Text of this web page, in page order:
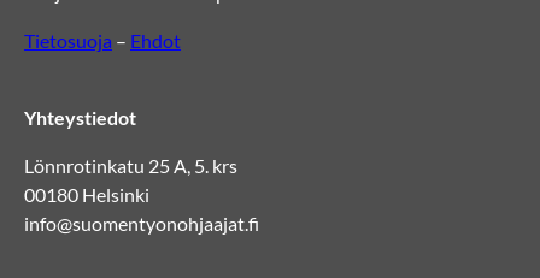
Tietosuoja – Ehdot
Yhteystiedot
Lönnrotinkatu 25 A, 5. krs
00180 Helsinki
info@suomentyonohjaajat.fi